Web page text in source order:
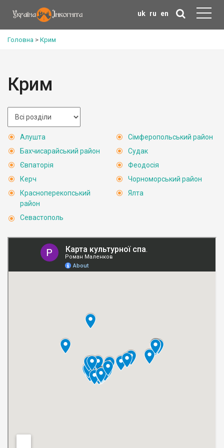
uk ru en
Головна > Крим
Крим
Алушта
Бахчисарайський район
Євпаторія
Керч
Красноперекопський
район
Севастополь
Сімферопольський район
Судак
Феодосія
Чорноморський район
Ялта